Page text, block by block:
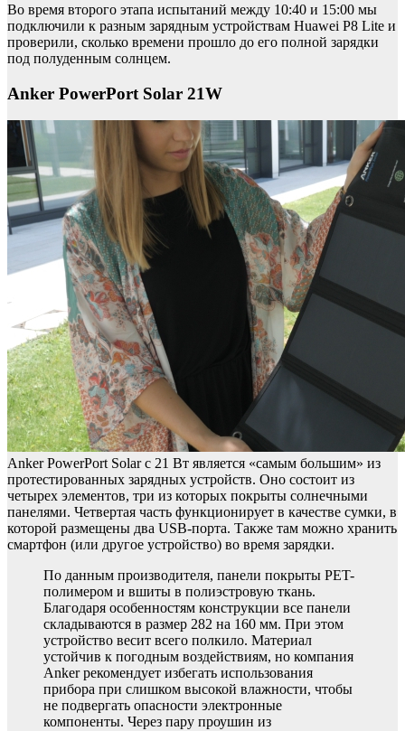
Во время второго этапа испытаний между 10:40 и 15:00 мы
подключили к разным зарядным устройствам Huawei P8 Lite и
проверили, сколько времени прошло до его полной зарядки
под полуденным солнцем.
Anker PowerPort Solar 21W
Anker PowerPort Solar с 21 Вт является «самым большим» из
протестированных зарядных устройств. Оно состоит из
четырех элементов, три из которых покрыты солнечными
панелями. Четвертая часть функционирует в качестве сумки, в
которой размещены два USB-порта. Также там можно хранить
смартфон (или другое устройство) во время зарядки.
По данным производителя, панели покрыты PET-
полимером и вшиты в полиэстровую ткань.
Благодаря особенностям конструкции все панели
складываются в размер 282 на 160 мм. При этом
устройство весит всего полкило. Материал
устойчив к погодным воздействиям, но компания
Anker рекомендует избегать использования
прибора при слишком высокой влажности, чтобы
не подвергать опасности электронные
компоненты. Через пару проушин из